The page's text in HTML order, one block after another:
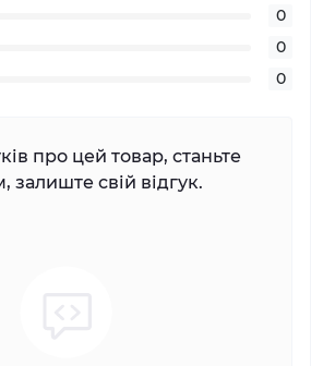
0
0
0
про цей товар, станьте
свій відгук.